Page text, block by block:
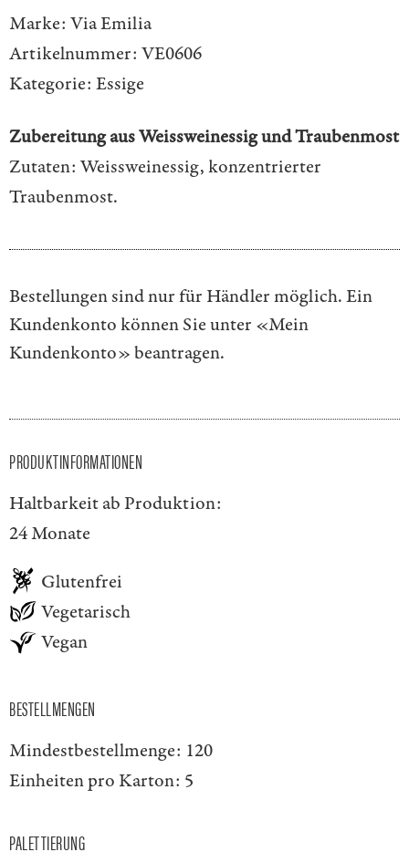
Marke: Via Emilia
Artikelnummer: VE0606
Kategorie: Essige
Zubereitung aus Weissweinessig und Traubenmost
Zutaten: Weissweinessig, konzentrierter
Traubenmost.
Bestellungen sind nur für Händler möglich. Ein
Kundenkonto können Sie unter «Mein
Kundenkonto»beantragen.
PRODUKTINFORMATIONEN
Haltbarkeit ab Produktion:
24 Monate
Glutenfrei
Vegetarisch
Vegan
BESTELLMENGEN
Mindestbestellmenge: 120
Einheiten pro Karton: 5
PALETTIERUNG